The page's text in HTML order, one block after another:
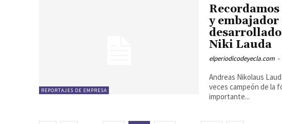
REPORTAJES DE EMPRESA
Recordamos
y
Niki Lauda
elperiodicodeyecla.com -
Andreas Nikolaus
veces campeón de la
importante...